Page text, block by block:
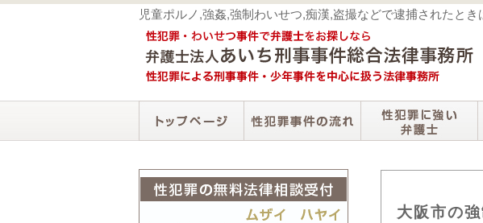
児童ポルノ,強姦,強制わいせつ,痴漢,盗撮などで逮捕されたと
大阪市の